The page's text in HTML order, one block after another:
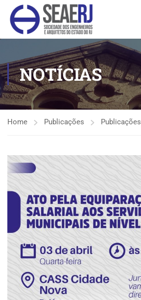
NOTÍCIAS
Home Publicações Publicações